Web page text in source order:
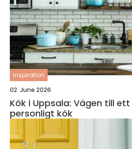
inspiration
02. June 2026
Kök i Uppsala: Vägen till
personligt kök